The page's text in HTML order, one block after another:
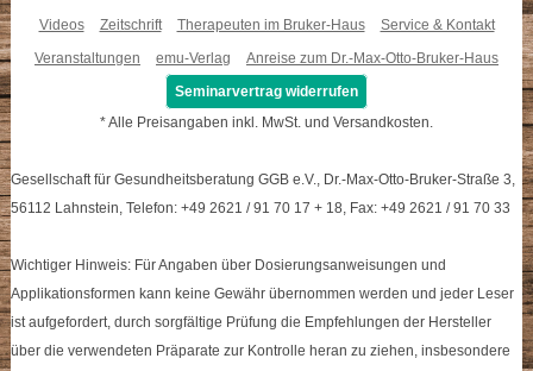
Videos
Zeitschrift Therapeuten im Bruker-Haus
Service & Kontakt
Veranstaltungen
emu-Verlag
Anreise zum Dr.-Max-Otto-Bruker-Haus
Seminarvertrag widerrufen
* Alle Preisangaben inkl. MwSt. und Versandkosten.
Gesellschaft für Gesundheitsberatung GGB e.V., Dr.-Max-Otto-Bruker-Straße 3,
56112 Lahnstein, Telefon: +49 2621 / 91 70 17 + 18, Fax: +49 2621 / 91 70 33
Wichtiger Hinweis: Für Angaben über Dosierungsanweisungen und
Applikationsformen kann keine Gewähr übernommen werden und jeder Leser
ist aufgefordert, durch sorgfältige Prüfung die Empfehlungen der Hersteller
über die verwendeten Präparate zur Kontrolle heran zu ziehen, insbesondere